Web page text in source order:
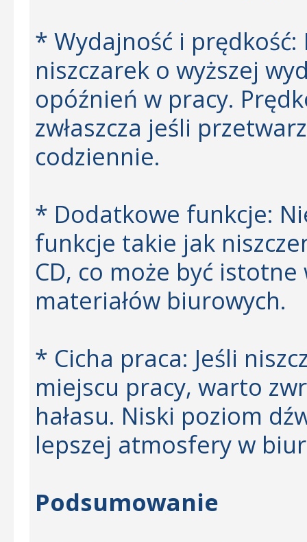
* Wydajność i
niszczarek o wyższej
opóźnień w pracy.
zwłaszcza jeśli
codziennie.
* Dodatkowe funkcje:
funkcje takie jak
CD, co może być
materiałów biurowych.
* Cicha praca: Jeśli
miejscu pracy, warto
hałasu. Niski poziom
lepszej atmosfery w
Podsumowanie